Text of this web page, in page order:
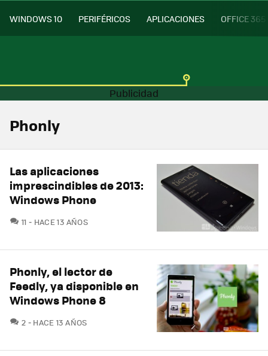
WINDOWS 10 PERIFÉRICOS APLICACIONES OFFICE 365
Phonly
Las aplicaciones
imprescindibles de 2013:
Windows Phone
11 COMENTARIOS
HACE 13 AÑOS
Phonly, el lector de
Feedly, ya disponible en
Windows Phone 8
2 COMENTARIOS
HACE 13 AÑOS